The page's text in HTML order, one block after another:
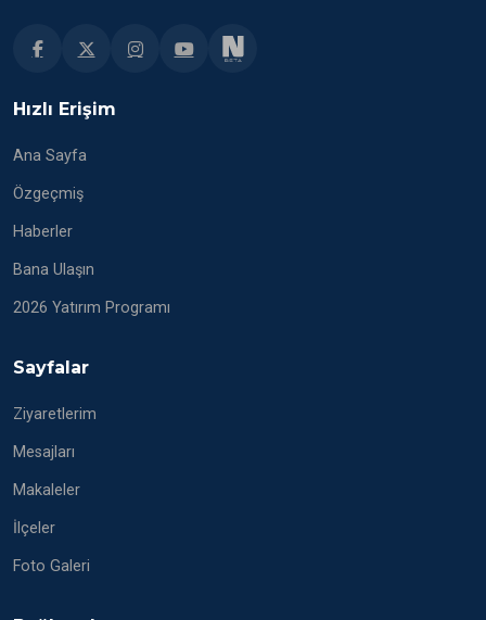
Hızlı Erişim
Ana Sayfa
Özgeçmiş
Haberler
Bana Ulaşın
2026 Yatırım Programı
Sayfalar
Ziyaretlerim
Mesajları
Makaleler
İlçeler
Foto Galeri